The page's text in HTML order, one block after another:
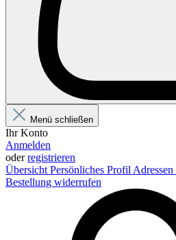
Menü schließen
Ihr Konto
Anmelden
oderregistrieren
Übersicht Persönliches Profil Adressen
Bestellung widerrufen